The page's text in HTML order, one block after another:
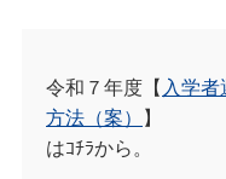
令和７年度【 入学
方法（案）
】
はｺﾁﾗから。